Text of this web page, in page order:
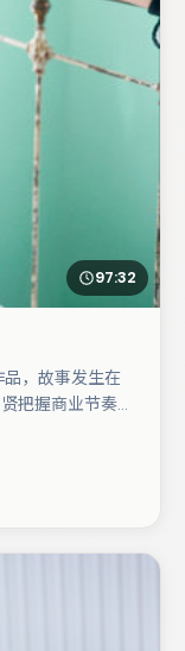
97:32
，故事发生在
把握商业节奏的
菲则以细节塑造
周末一口气追